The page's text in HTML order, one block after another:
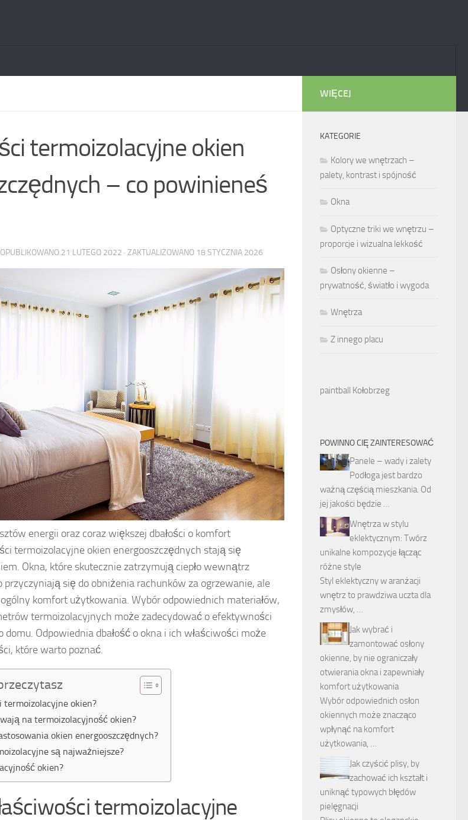
termoizolacyjne okien
– co powinieneś
OPUBLIKOWANO 21 LUTEGO 2022 · ZAKTUALIZOWANO 18 STYCZNIA 2026
energii oraz coraz większej dbałości o komfort
termoizolacyjne okien energooszczędnych stają się
Okna, które skutecznie zatrzymują ciepło wewnątrz
przyczyniają się do obniżenia rachunków za ogrzewanie, ale
komfort użytkowania. Wybór odpowiednich materiałów,
termoizolacyjnych może zadecydować o efektywności
Odpowiednia dbałość o okna i ich właściwości może
które warto poznać.
termoizolacyjne okien?
na termoizolacyjność okien?
okien energooszczędnych?
są najważniejsze?
okien?
termoizolacyjne
WIĘCEJ
KATEGORIE
Kolory we wnętrzach –
palety, kontrast i spójność
Okna
Optyczne triki we wnętrzu –
proporcje i wizualna lekkość
Osłony okienne –
prywatność, światło i wygoda
Wnętrza
Z innego placu
paintball Kołobrzeg
POWINNO CIĘ ZAINTERESOWAĆ
Panele – wady i zalety
Podłoga jest bardzo
ważną częścią mieszkania. Od
jej jakości będzie …
Wnętrza w stylu
eklektycznym: Twórz
unikalne kompozycje łącząc
różne style
Styl eklektyczny w aranżacji
wnętrz to prawdziwa uczta dla
zmysłów, …
Jak wybrać i
zamontować osłony
okienne, by nie ograniczały
otwierania okna i zapewniały
komfort użytkowania
Wybór odpowiednich osłon
okiennych może znacząco
wpłynąć na komfort
użytkowania, …
Jak czyścić plisy, by
zachować ich kształt i
uniknąć typowych błędów
pielęgnacji